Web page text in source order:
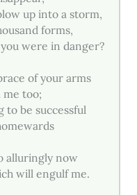
up into a storm,
forms,
were in danger?
of your arms
me too;
to be successful
alluringly now
will engulf me.